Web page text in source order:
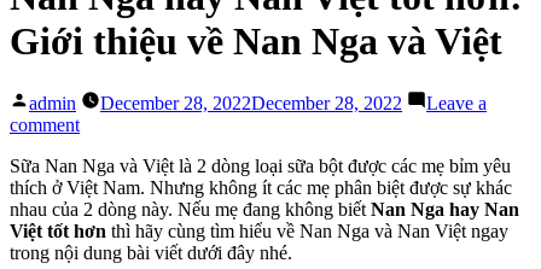
Giới thiệu về Nan Nga và Việt
Posted
by
admin December 28, 2022December 28, 2022
Leave a
commenton
Nga
hay
Nan
Việt
tốt
Sữa Nan Nga và Việt là 2 dòng loại sữa bột được các mẹ bỉm yêu
thích ở Việt Nam. Nhưng không ít các mẹ phân biệt được sự khác
nhau của 2 dòng này. Nếu mẹ đang không biết Nan Nga hay Nan
Việt tốt hơn thì hãy cùng tìm hiểu về Nan Nga và Nan Việt ngay
trong nội dung bài viết dưới đây nhé.